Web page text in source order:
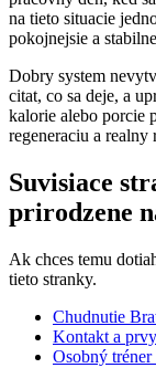
na tieto situacie
pokojnejsie a
Dobry system
citat, co sa deje, a
kalorie alebo porcie
regeneraciu a realny
Suvisiace
prirodzene
Ak chces temu
tieto stranky.
Chudnutie
Kontakt a
Osobný tréner